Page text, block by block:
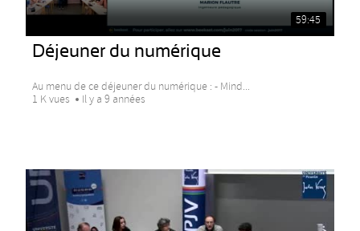
59:45
Déjeuner du numérique
Au menu de ce déjeuner du numérique : - Mind...
1 K vues
Il y a 9 années